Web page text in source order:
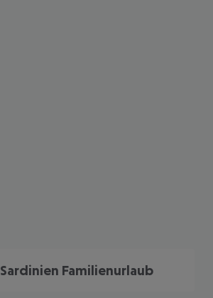
Sardinien Familienurlaub